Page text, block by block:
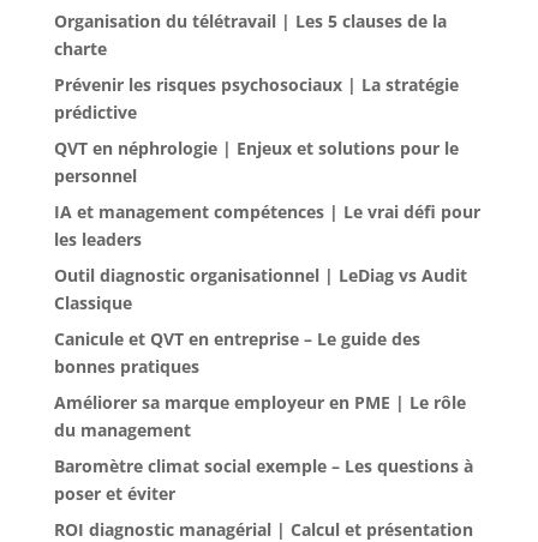
Organisation du télétravail | Les 5 clauses de la
charte
Prévenir les risques psychosociaux | La stratégie
prédictive
QVT en néphrologie | Enjeux et solutions pour le
personnel
IA et management compétences | Le vrai défi pour
les leaders
Outil diagnostic organisationnel | LeDiag vs Audit
Classique
Canicule et QVT en entreprise – Le guide des
bonnes pratiques
Améliorer sa marque employeur en PME | Le rôle
du management
Baromètre climat social exemple – Les questions à
poser et éviter
ROI diagnostic managérial | Calcul et présentation